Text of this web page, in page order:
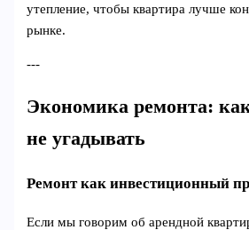
утепление, чтобы квартира лучше
рынке.
---
Экономика ремонта:
не угадывать
Ремонт как инвестиционный
Если мы говорим об арендной